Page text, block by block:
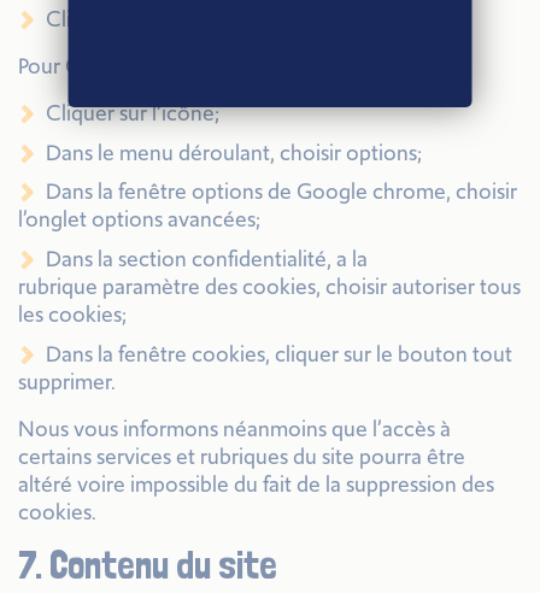
Cliquer sur l’onglet vie privée.
Pour Google chrome :
Cliquer sur l’icône;
Dans le menu déroulant, choisir options;
Dans la fenêtre options de Google chrome, choisir
l’onglet options avancées;
Dans la section confidentialité, a la
rubrique paramètre des cookies, choisir autoriser tous
les cookies;
Dans la fenêtre cookies, cliquer sur le bouton tout
supprimer.
Nous vous informons néanmoins que l’accès à
certains services et rubriques du site pourra être
altéré voire impossible du fait de la suppression des
cookies.
7. Contenu du site